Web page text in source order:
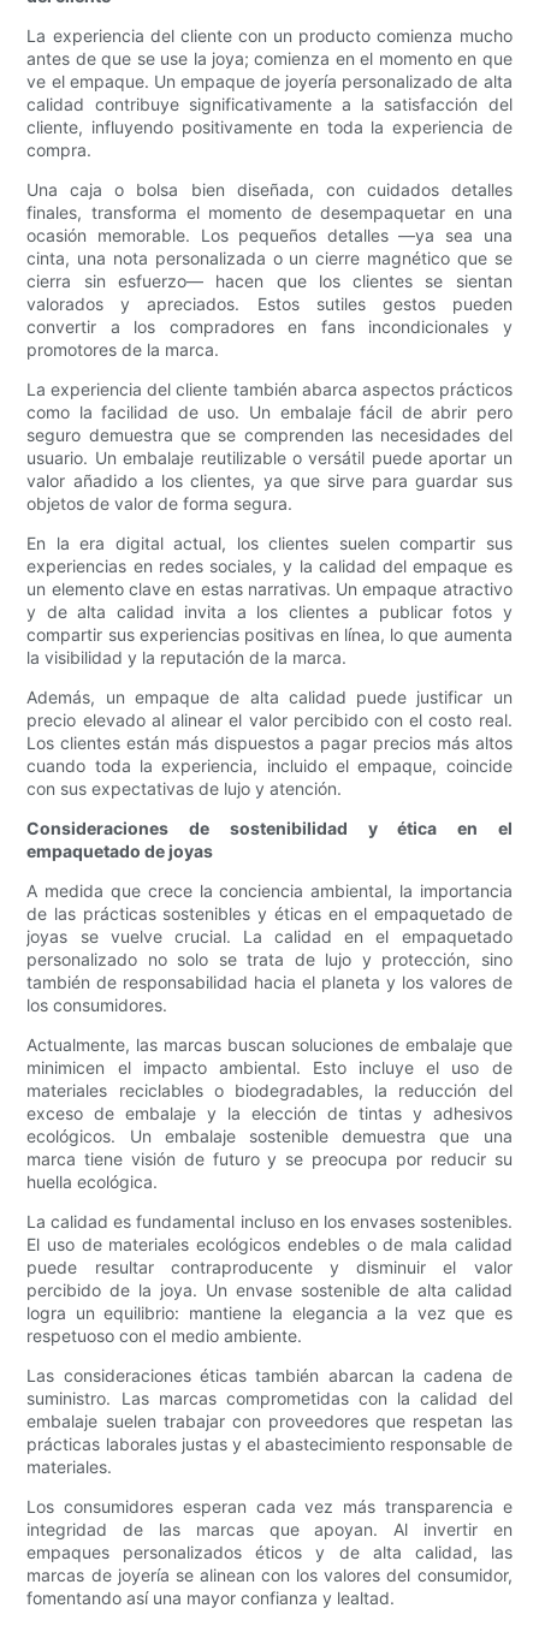
La experiencia del cliente con un producto comienza mucho
antes de que se use la joya; comienza en el momento en que
ve el empaque. Un empaque de joyería personalizado de alta
calidad contribuye significativamente a la satisfacción del
cliente, influyendo positivamente en toda la experiencia de
compra.
Una caja o bolsa bien diseñada, con cuidados detalles
finales, transforma el momento de desempaquetar en una
ocasión memorable. Los pequeños detalles —ya sea una
cinta, una nota personalizada o un cierre magnético que se
cierra sin esfuerzo— hacen que los clientes se sientan
valorados y apreciados. Estos sutiles gestos pueden
convertir a los compradores en fans incondicionales y
promotores de la marca.
La experiencia del cliente también abarca aspectos prácticos
como la facilidad de uso. Un embalaje fácil de abrir pero
seguro demuestra que se comprenden las necesidades del
usuario. Un embalaje reutilizable o versátil puede aportar un
valor añadido a los clientes, ya que sirve para guardar sus
objetos de valor de forma segura.
En la era digital actual, los clientes suelen compartir sus
experiencias en redes sociales, y la calidad del empaque es
un elemento clave en estas narrativas. Un empaque atractivo
y de alta calidad invita a los clientes a publicar fotos y
compartir sus experiencias positivas en línea, lo que aumenta
la visibilidad y la reputación de la marca.
Además, un empaque de alta calidad puede justificar un
precio elevado al alinear el valor percibido con el costo real.
Los clientes están más dispuestos a pagar precios más altos
cuando toda la experiencia, incluido el empaque, coincide
con sus expectativas de lujo y atención.
Consideraciones de sostenibilidad y ética en el
empaquetado de joyas
A medida que crece la conciencia ambiental, la importancia
de las prácticas sostenibles y éticas en el empaquetado de
joyas se vuelve crucial. La calidad en el empaquetado
personalizado no solo se trata de lujo y protección, sino
también de responsabilidad hacia el planeta y los valores de
los consumidores.
Actualmente, las marcas buscan soluciones de embalaje que
minimicen el impacto ambiental. Esto incluye el uso de
materiales reciclables o biodegradables, la reducción del
exceso de embalaje y la elección de tintas y adhesivos
ecológicos. Un embalaje sostenible demuestra que una
marca tiene visión de futuro y se preocupa por reducir su
huella ecológica.
La calidad es fundamental incluso en los envases sostenibles.
El uso de materiales ecológicos endebles o de mala calidad
puede resultar contraproducente y disminuir el valor
percibido de la joya. Un envase sostenible de alta calidad
logra un equilibrio: mantiene la elegancia a la vez que es
respetuoso con el medio ambiente.
Las consideraciones éticas también abarcan la cadena de
suministro. Las marcas comprometidas con la calidad del
embalaje suelen trabajar con proveedores que respetan las
prácticas laborales justas y el abastecimiento responsable de
materiales.
Los consumidores esperan cada vez más transparencia e
integridad de las marcas que apoyan. Al invertir en
empaques personalizados éticos y de alta calidad, las
marcas de joyería se alinean con los valores del consumidor,
fomentando así una mayor confianza y lealtad.